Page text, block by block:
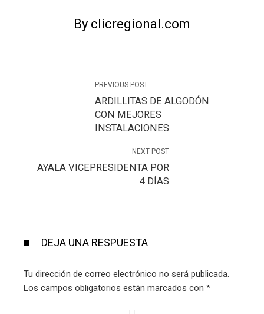
By clicregional.com
PREVIOUS POST
ARDILLITAS DE ALGODÓN
CON MEJORES
INSTALACIONES
NEXT POST
AYALA VICEPRESIDENTA POR
4 DÍAS
DEJA UNA RESPUESTA
Tu dirección de correo electrónico no será publicada.
Los campos obligatorios están marcados con *